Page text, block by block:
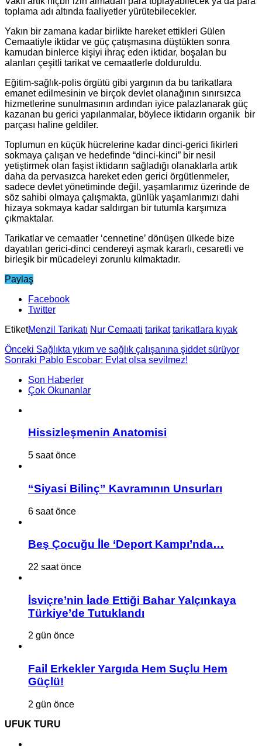
toplama adı altında faaliyetler yürütebilecekler.
Yakın bir zamana kadar birlikte hareket ettikleri Gülen
Cemaatiyle iktidar ve güç çatışmasına düştükten sonra
kamudan binlerce kişiyi ihraç eden iktidar, boşalan bu
alanları çeşitli tarikat ve cemaatlerle dolduruldu.
Eğitim-sağlık-polis örgütü gibi yargının da bu tarikatlara
emanet edilmesinin ve birçok devlet olanağının sınırsızca
hizmetlerine sunulmasının ardından iyice palazlanarak güç
kazanan bu gerici yapılanmalar, böylece iktidarın organik bir
parçası haline geldiler.
Toplumun en küçük hücrelerine kadar dinci-gerici fikirleri
sokmaya çalışan ve hedefinde “dinci-kinci” bir nesil
yetiştirmek olan faşist iktidarın sağladığı olanaklarla artık
daha da pervasızca hareket eden gerici örgütlenmeler,
sadece devlet yönetiminde değil, yaşamlarımız üzerinde de
söz sahibi olmaya çalışmakta, günlük yaşamlarımızı dahi
hizaya sokmaya kadar saldırgan bir tutumla karşımıza
çıkmaktalar.
Tarikatlar ve cemaatler ‘cennetine’ dönüşen ülkede bize
dayatılan gerici-dinci cendereyi aşmak kararlı, cesaretli ve
birleşik bir mücadeleyi zorunlu kılmaktadır.
Paylaş
Facebook
Twitter
EtiketMenzil Tarikatı Nur Cemaati tarikat tarikatlara kıyak
Önceki Sağlıkta yıkım ve sağlık çalışanına şiddet sürüyor
Sonraki Pablo Escobar: Evlat olsa sevilmez!
Son Haberler
Çok Okunanlar
Hissizleşmenin Anatomisi
5 saat önce
“Siyasi Bilinç” Kavramının Unsurları
6 saat önce
Beş Çocuğu İle ‘Deport Kampı’nda…
22 saat önce
İsviçre’nin İade Ettiği Bahar Yalçınkaya
Türkiye’de Tutuklandı
2 gün önce
Fail Erkekler Yargıda Hem Suçlu Hem
Güçlü!
2 gün önce
UFUK TURU